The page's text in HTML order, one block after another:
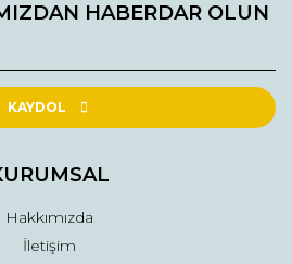
teşekkür ederiz.
veya görüntülenemiyor.
bilgiler bulunuyor.
daha pahalı.
HABERDAR OLUN
KAYDOL
Hakkımızda
İletişim